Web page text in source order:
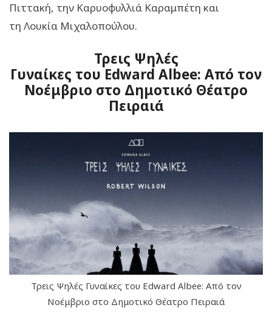
Πιττακή, την Καρυοφυλλιά Καραμπέτη και
τη Λουκία Μιχαλοπούλου.
Τρεις Ψηλές
Γυναίκες του Edward Albee: Από τον
Νοέμβριο στο Δημοτικό Θέατρο
Πειραιά
Τρεις Ψηλές Γυναίκες του Edward Albee: Από τον
Νοέμβριο στο Δημοτικό Θέατρο Πειραιά